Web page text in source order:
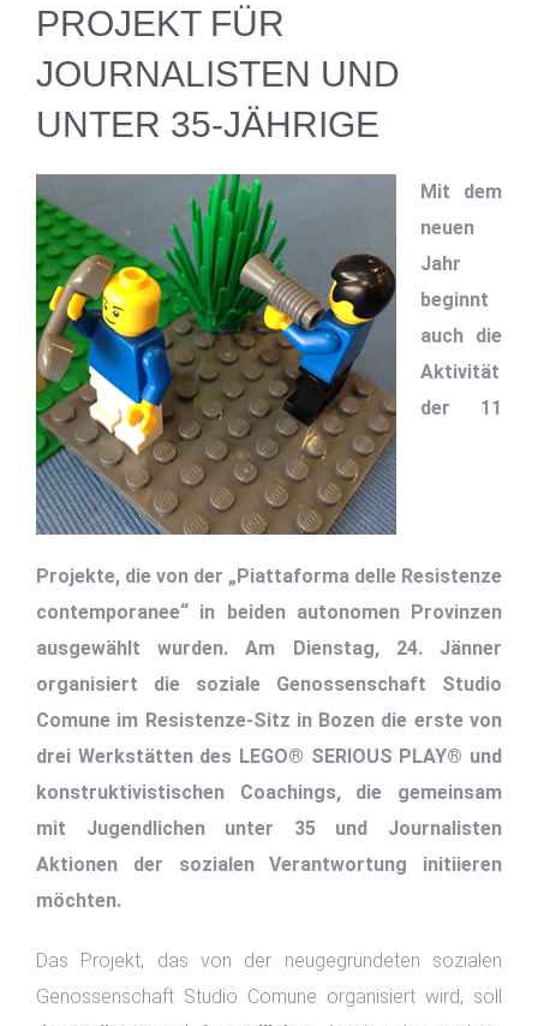
PROJEKT FÜR
JOURNALISTEN UND
UNTER 35-JÄHRIGE
Mit dem
neuen
Jahr
beginnt
auch die
Aktivität
der 11
Projekte, die von der „Piattaforma delle Resistenze
contemporanee“ in beiden autonomen Provinzen
ausgewählt wurden. Am Dienstag, 24. Jänner
organisiert die soziale Genossenschaft Studio
Comune im Resistenze-Sitz in Bozen die erste von
drei Werkstätten des LEGO® SERIOUS PLAY® und
konstruktivistischen Coachings, die gemeinsam
mit Jugendlichen unter 35 und Journalisten
Aktionen der sozialen Verantwortung initiieren
möchten.
Das Projekt, das von der neugegründeten sozialen
Genossenschaft Studio Comune organisiert wird, soll